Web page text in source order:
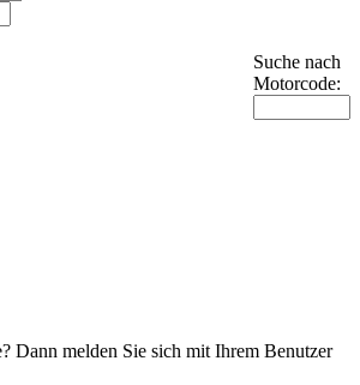
Suche nach
Motorcode:
Dann melden Sie sich mit Ihrem Benutzer